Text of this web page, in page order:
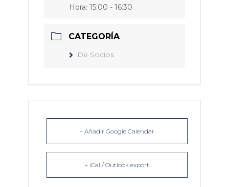
Hora: 15:00 - 16:30
CATEGORÍA
De Socios
+ Añadir Google Calendar
+ iCal / Outlook export